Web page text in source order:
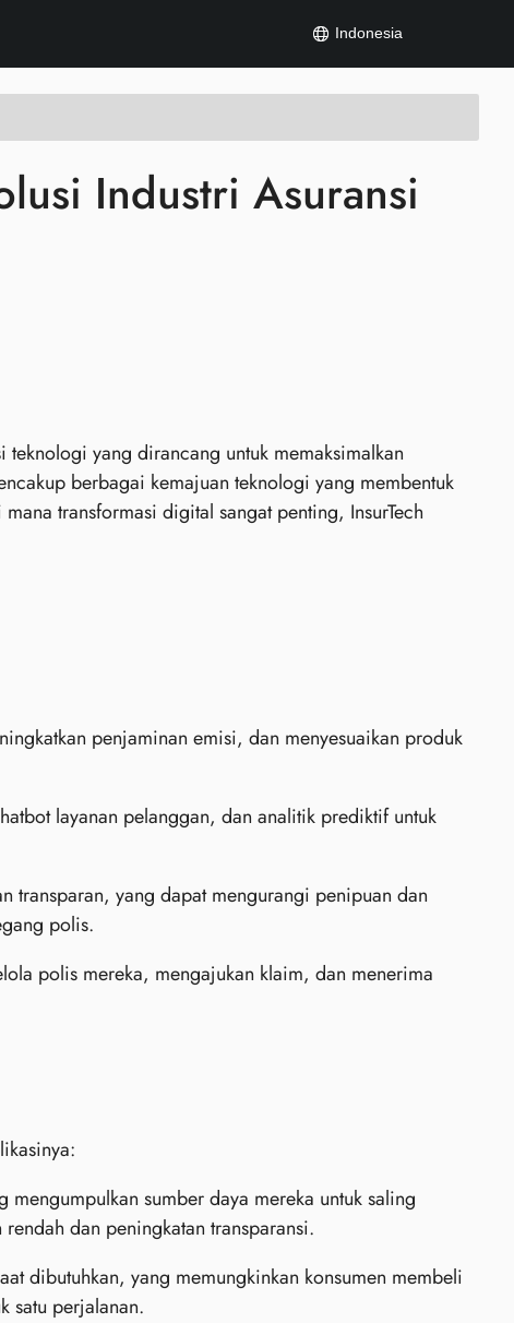
Indonesia
Industri Asuransi
teknologi yang dirancang untuk memaksimalkan
berbagai kemajuan teknologi yang membentuk
transformasi digital sangat penting, InsurTech
penjaminan emisi, dan menyesuaikan produk
layanan pelanggan, dan analitik prediktif untuk
transparan, yang dapat mengurangi penipuan dan
polis.
polis mereka, mengajukan klaim, dan menerima
sumber daya mereka untuk saling
dan peningkatan transparansi.
dibutuhkan, yang memungkinkan konsumen membeli
satu perjalanan.